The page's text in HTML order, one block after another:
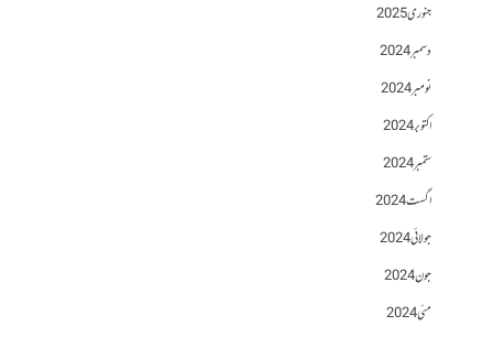
جنوری 2025
دسمبر 2024
نومبر 2024
اکتوبر 2024
ستمبر 2024
اگست 2024
جولائی 2024
جون 2024
مئی 2024